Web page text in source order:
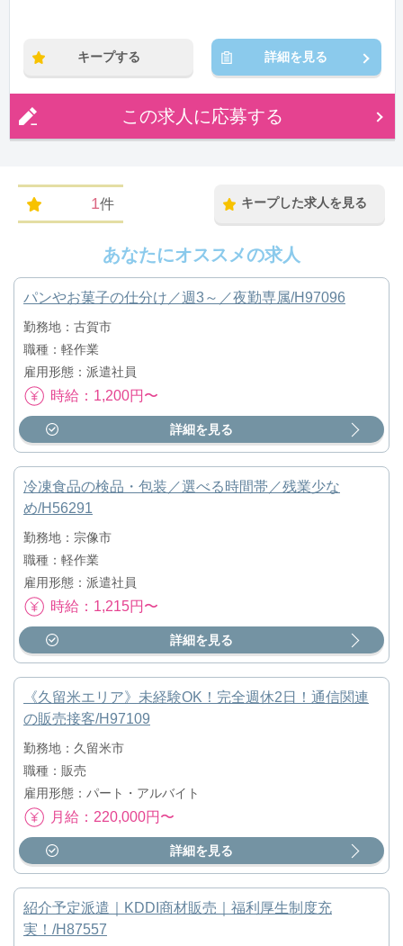
キープする 詳細を見る
この求人に応募する
1件 キープした求人を見る
あなたにオススメの求人
パンやお菓子の仕分け／週3～／夜勤専属/H97096
勤務地：古賀市
職種：軽作業
雇用形態：派遣社員
時給：1,200円〜
詳細を見る
冷凍食品の検品・包装／選べる時間帯／残業少な
め/H56291
勤務地：宗像市
職種：軽作業
雇用形態：派遣社員
時給：1,215円〜
詳細を見る
《久留米エリア》未経験OK！完全週休2日！通信関連
の販売接客/H97109
勤務地：久留米市
職種：販売
雇用形態：パート・アルバイト
月給：220,000円〜
詳細を見る
紹介予定派遣｜KDDI商材販売｜福利厚生制度充
実！/H87557